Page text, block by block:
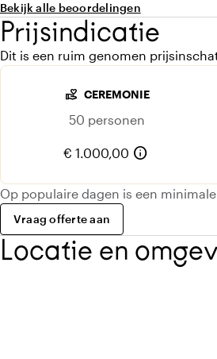
Bekijk alle beoordelingen
Prijsindicatie
Dit is een ruim genomen
volunteer_activism CEREMONIE
50 personen
€ 1.000,00 info
Op populaire dagen is een
Vraag offerte aan
Locatie en